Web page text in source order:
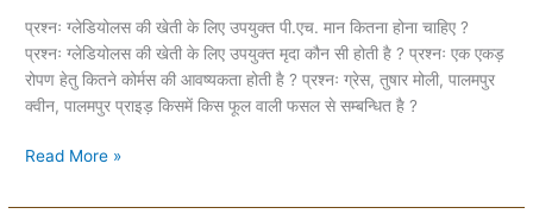
प्रश्नः ग्लेडियोलस की खेती के लिए उपयुक्त पी.एच. मान कितना होना चाहिए ?
प्रश्नः ग्लेडियोलस की खेती के लिए उपयुक्त मृदा कौन सी होती है ? प्रश्नः एक एकड़
रोपण हेतु कितने कोर्मस की आवष्यकता होती है ? प्रश्नः ग्रेस, तुषार मोली, पालमपुर
क्वीन, पालमपुर प्राइड़ किसमें किस फूल वाली फसल से सम्बन्धित है ?
8
Read More »